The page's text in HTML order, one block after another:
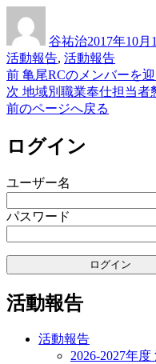
者
谷祐治日:
2017年10月
活動報告, 活動報告
投
稿
ビ
ゲ
ー
シ
ョ
前 前
の
投
亀尾RCのメンバーを
次 次
の
稿:
地域別職業奉仕担当者
前のページへ戻る
ログイン
ユーザー名
パスワード
活動報告
活動報告
2026-2027年